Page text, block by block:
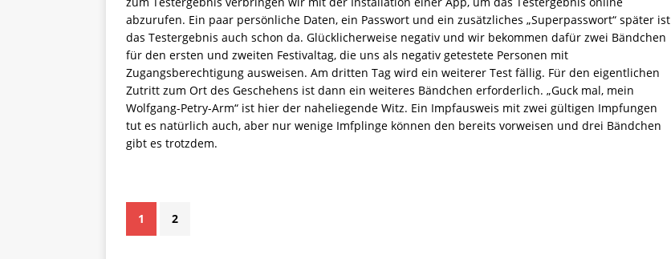
abzurufen. Ein paar persönliche Daten, ein Passwort und ein zusätzliches „Superpasswort“ später ist
das Testergebnis auch schon da. Glücklicherweise negativ und wir bekommen dafür zwei Bändchen
für den ersten und zweiten Festivaltag, die uns als negativ getestete Personen mit
Zugangsberechtigung ausweisen. Am dritten Tag wird ein weiterer Test fällig. Für den eigentlichen
Zutritt zum Ort des Geschehens ist dann ein weiteres Bändchen erforderlich. „Guck mal, mein
Wolfgang-Petry-Arm“ ist hier der naheliegende Witz. Ein Impfausweis mit zwei gültigen Impfungen
tut es natürlich auch, aber nur wenige Imfplinge können den bereits vorweisen und drei Bändchen
gibt es trotzdem.
1 2